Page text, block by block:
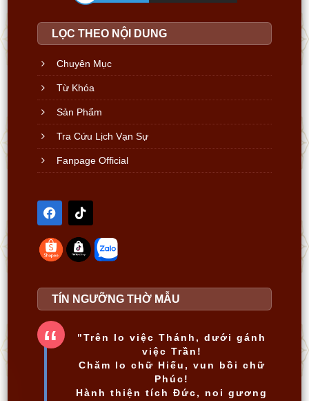
LỌC THEO NỘI DUNG
Chuyên Mục
Từ Khóa
Sản Phẩm
Tra Cứu Lịch Vạn Sự
Fanpage Official
TÍN NGƯỠNG THỜ MẪU
"Trên lo việc Thánh, dưới gánh
việc Trần!
Chăm lo chữ Hiếu, vun bồi chữ
Phúc!
Hành thiện tích Đức, noi gương